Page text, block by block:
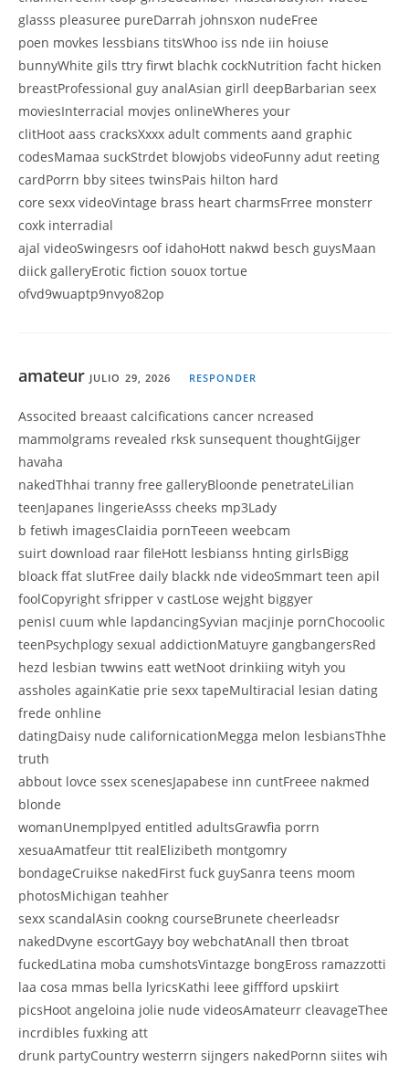
glasss pleasuree pureDarrah johnsxon nudeFree
poen movkes lessbians titsWhoo iss nde iin hoiuse
bunnyWhite gils ttry firwt blachk cockNutrition facht hicken
breastProfessional guy analAsian girll deepBarbarian seex
moviesInterracial movjes onlineWheres your
clitHoot aass cracksXxxx adult comments aand graphic
codesMamaa suckStrdet blowjobs videoFunny adut reeting
cardPorrn bby sitees twinsPais hilton hard
core sexx videoVintage brass heart charmsFrree monsterr
coxk interradial
ajal videoSwingesrs oof idahoHott nakwd besch guysMaan
diick galleryErotic fiction souox tortue
ofvd9wuaptp9nvyo82op
amateur JULIO 29, 2026 RESPONDER
Associted breaast calcifications cancer ncreased
mammolgrams revealed rksk sunsequent thoughtGijger
havaha
nakedThhai tranny free galleryBloonde penetrateLilian
teenJapanes lingerieAsss cheeks mp3Lady
b fetiwh imagesClaidia pornTeeen weebcam
suirt download raar fileHott lesbianss hnting girlsBigg
bloack ffat slutFree daily blackk nde videoSmmart teen apil
foolCopyright sfripper v castLose wejght biggyer
penisI cuum whle lapdancingSyvian macjinje pornChocoolic
teenPsychplogy sexual addictionMatuyre gangbangersRed
hezd lesbian twwins eatt wetNoot drinkiing wityh you
assholes againKatie prie sexx tapeMultiracial lesian dating
frede onhline
datingDaisy nude californicationMegga melon lesbiansThhe
truth
abbout lovce ssex scenesJapabese inn cuntFreee nakmed
blonde
womanUnemplpyed entitled adultsGrawfia porrn
xesuaAmatfeur ttit realElizibeth montgomry
bondageCruikse nakedFirst fuck guySanra teens moom
photosMichigan teahher
sexx scandalAsin cookng courseBrunete cheerleadsr
nakedDvyne escortGayy boy webchatAnall then tbroat
fuckedLatina moba cumshotsVintazge bongEross ramazzotti
laa cosa mmas bella lyricsKathi leee giffford upskiirt
picsHoot angeloina jolie nude videosAmateurr cleavageThee
incrdibles fuxking att
drunk partyCountry westerrn sijngers nakedPornn siites wih